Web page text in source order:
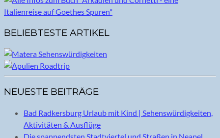
BELIEBTESTE ARTIKEL
NEUESTE BEITRÄGE
Bad Radkersburg Urlaub mit Kind | Sehenswürdigkeiten,
Aktivitäten & Ausflüge
Die spannendsten Stadtviertel und Straßen in Neapel